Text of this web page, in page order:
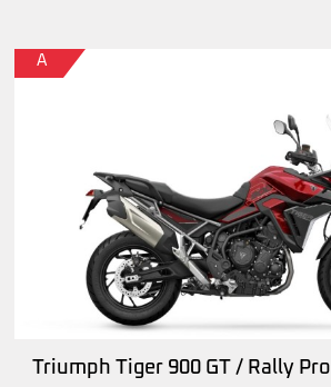
A
Triumph Tiger 900 GT / Rally Pro